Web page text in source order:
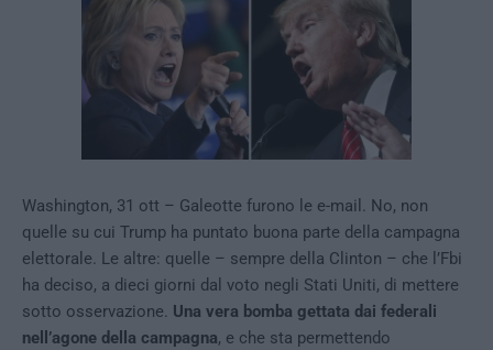
Washington, 31 ott – Galeotte furono le e-mail. No, non
quelle su cui Trump ha puntato buona parte della campagna
elettorale. Le altre: quelle – sempre della Clinton – che l’Fbi
ha deciso, a dieci giorni dal voto negli Stati Uniti, di mettere
sotto osservazione. Una vera bomba gettata dai federali
nell’agone della campagna, e che sta permettendo